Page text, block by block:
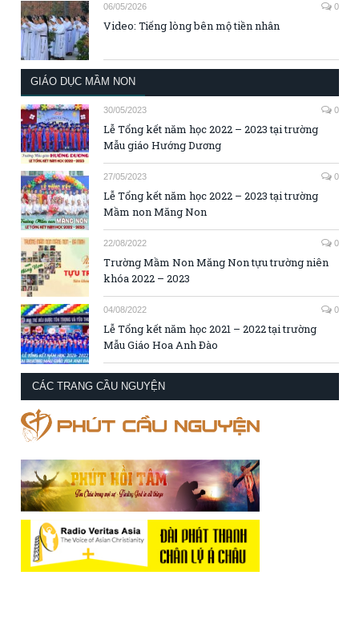
06/05/2026 0
Video: Tiếng lòng bên mộ tiền nhân
GIÁO DỤC MẦM NON
30/05/2023 0
Lễ Tổng kết năm học 2022 – 2023 tại trường
Mẫu giáo Hướng Dương
27/05/2023 0
Lễ Tổng kết năm học 2022 – 2023 tại trường
Mầm non Măng Non
22/08/2022 0
Trường Mầm Non Măng Non tựu trường niên
khóa 2022 – 2023
04/08/2022 0
Lễ Tổng kết năm học 2021 – 2022 tại trường
Mẫu Giáo Hoa Anh Đào
CÁC TRANG CẦU NGUYỆN